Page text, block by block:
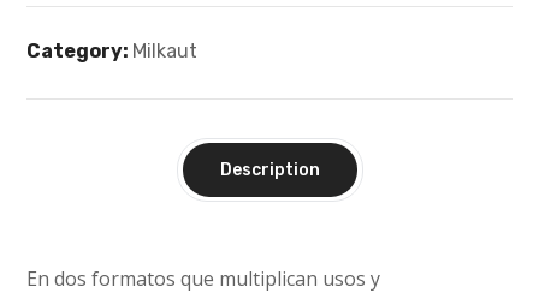
Category: Milkaut
Description
En dos formatos que multiplican usos y